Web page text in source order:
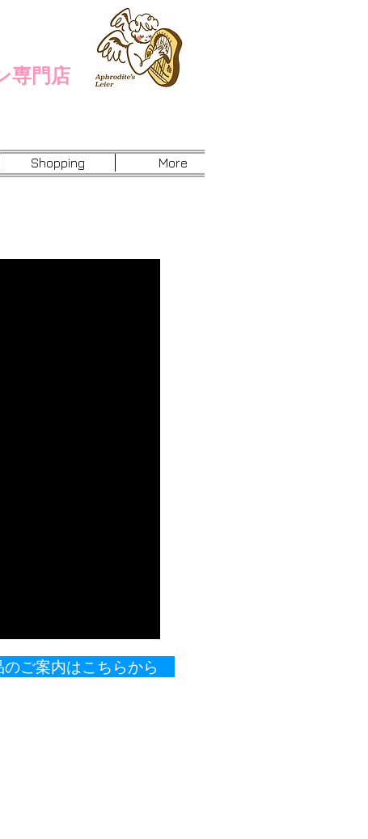
専門店
Shopping More
のご案内はこちらから